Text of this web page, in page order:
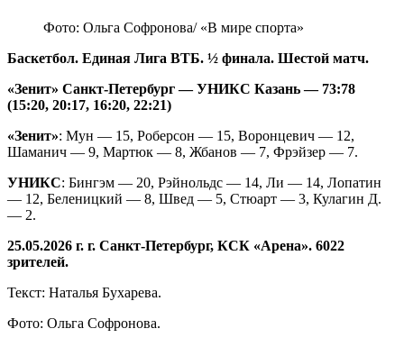
Фото: Ольга Софронова/ «В мире спорта»
Баскетбол. Единая Лига ВТБ. ½ финала. Шестой матч.
«Зенит» Санкт-Петербург — УНИКС Казань — 73:78
(15:20, 20:17, 16:20, 22:21)
«Зенит»: Мун — 15, Роберсон — 15, Воронцевич — 12,
Шаманич — 9, Мартюк — 8, Жбанов — 7, Фрэйзер — 7.
УНИКС: Бингэм — 20, Рэйнольдс — 14, Ли — 14, Лопатин
— 12, Беленицкий — 8, Швед — 5, Стюарт — 3, Кулагин Д.
— 2.
25.05.2026 г. г. Санкт-Петербург, КСК «Арена». 6022
зрителей.
Текст: Наталья Бухарева.
Фото: Ольга Софронова.